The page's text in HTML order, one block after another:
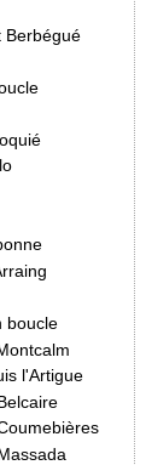
Berbégué
boucle
l'Artigue